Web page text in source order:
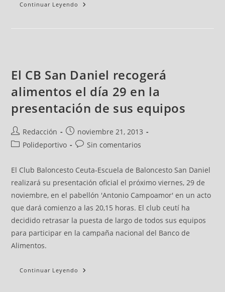
Continuar Leyendo
El CB San Daniel recogerá
alimentos el día 29 en la
presentación de sus equipos
Redacción
noviembre 21, 2013
Polideportivo
Sin comentarios
El Club Baloncesto Ceuta-Escuela de Baloncesto San Daniel
realizará su presentación oficial el próximo viernes, 29 de
noviembre, en el pabellón 'Antonio Campoamor' en un acto
que dará comienzo a las 20,15 horas. El club ceutí ha
decidido retrasar la puesta de largo de todos sus equipos
para participar en la campaña nacional del Banco de
Alimentos.
Continuar Leyendo